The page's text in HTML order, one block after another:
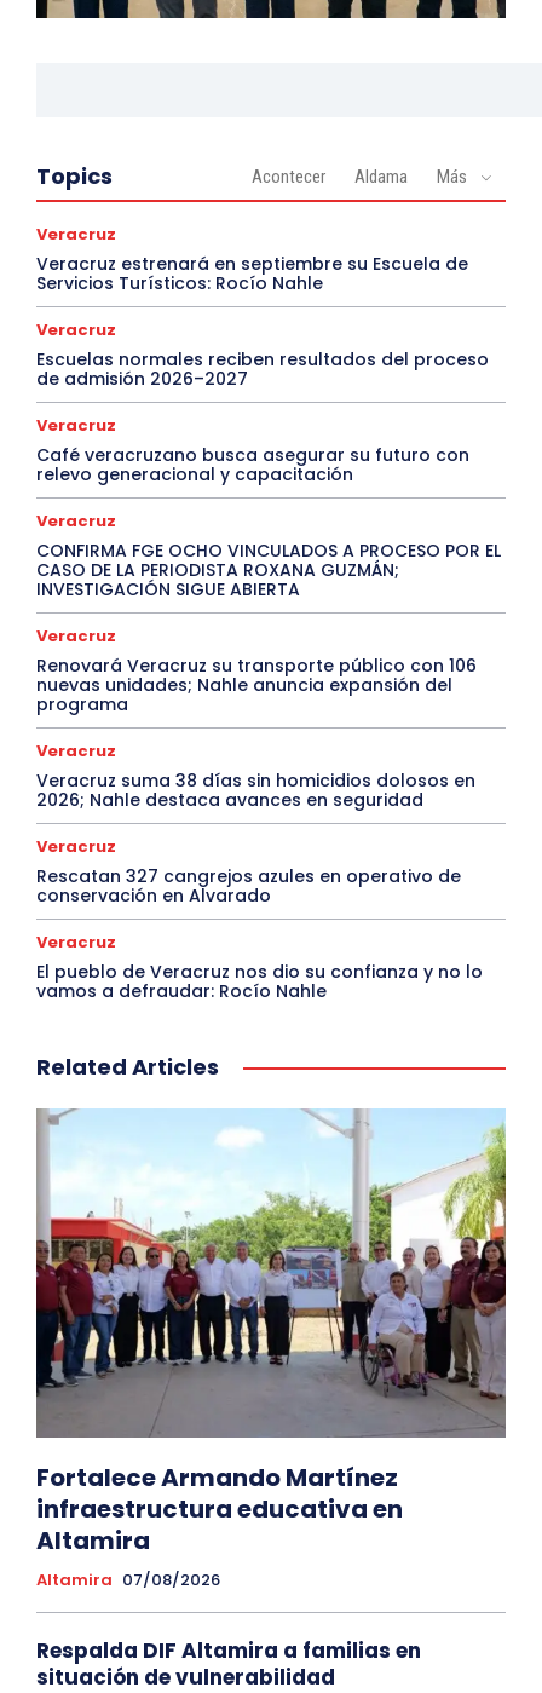
Topics Acontecer Aldama Más
Veracruz
Veracruz estrenará en septiembre su Escuela de
Servicios Turísticos: Rocío Nahle
Veracruz
Escuelas normales reciben resultados del proceso
de admisión 2026–2027
Veracruz
Café veracruzano busca asegurar su futuro con
relevo generacional y capacitación
Veracruz
CONFIRMA FGE OCHO VINCULADOS A PROCESO POR EL
CASO DE LA PERIODISTA ROXANA GUZMÁN;
INVESTIGACIÓN SIGUE ABIERTA
Veracruz
Renovará Veracruz su transporte público con 106
nuevas unidades; Nahle anuncia expansión del
programa
Veracruz
Veracruz suma 38 días sin homicidios dolosos en
2026; Nahle destaca avances en seguridad
Veracruz
Rescatan 327 cangrejos azules en operativo de
conservación en Alvarado
Veracruz
El pueblo de Veracruz nos dio su confianza y no lo
vamos a defraudar: Rocío Nahle
Related Articles
Fortalece Armando Martínez
infraestructura educativa en
Altamira
Altamira 07/08/2026
Respalda DIF Altamira a familias en
situación de vulnerabilidad